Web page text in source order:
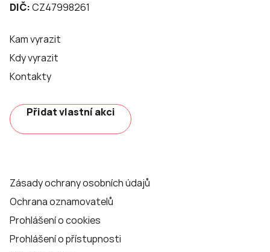
DIČ:CZ47998261
Kam vyrazit
Kdy vyrazit
Kontakty
Přidat vlastní akci
Zásady ochrany osobních údajů
Ochrana oznamovatelů
Prohlášení o cookies
Prohlášení o přístupnosti